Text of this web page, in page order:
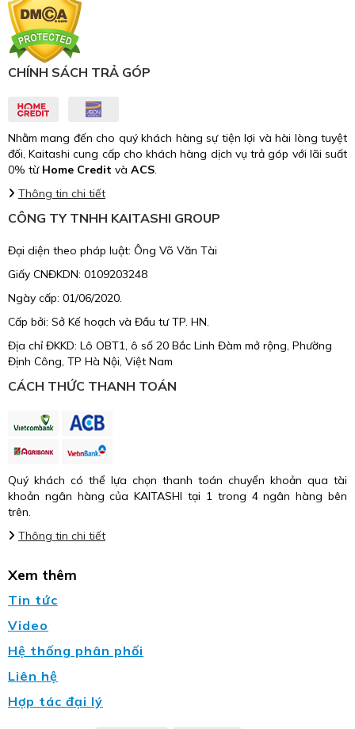
CHÍNH SÁCH TRẢ GÓP
Nhằm mang đến cho quý khách hàng sự tiện lợi và hài lòng tuyệt
đối, Kaitashi cung cấp cho khách hàng dịch vụ trả góp với lãi suất
0% từ Home Credit và ACS.
Thông tin chi tiết
CÔNG TY TNHH KAITASHI GROUP
Đại diện theo pháp luật: Ông Võ Văn Tài
Giấy CNĐKDN: 0109203248
Ngày cấp: 01/06/2020.
Cấp bởi: Sở Kế hoạch và Đầu tư TP. HN.
Địa chỉ ĐKKD: Lô OBT1, ô số 20 Bắc Linh Đàm mở rộng, Phường
Định Công, TP Hà Nội, Việt Nam
CÁCH THỨC THANH TOÁN
Quý khách có thể lựa chọn thanh toán chuyển khoản qua tài
khoản ngân hàng của KAITASHI tại 1 trong 4 ngân hàng bên
trên.
Thông tin chi tiết
Xem thêm
Tin tức
Video
Hệ thống phân phối
Liên hệ
Hợp tác đại lý